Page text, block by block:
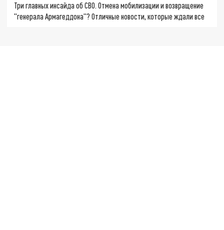
Три главных инсайда об СВО. Отмена мобилизации и возвращение
"генерала Армагеддона"? Отличные новости, которые ждали все